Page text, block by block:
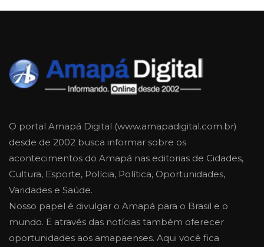
O portal Amapá Digital (www.amapadigital.com.br)
desde de 2002 busca informar sobre os
acontecimentos do Amapá nas editorias de Cidades,
Cultura, Esporte, Polícia, Política, Oportunidades,
Varidades e Saúde.
Nosso papel é divulgar o Amapá para o Brasil e o
mundo. E através das notícias também oferecer
oportunidades aos amapaenses. Aqui você fica